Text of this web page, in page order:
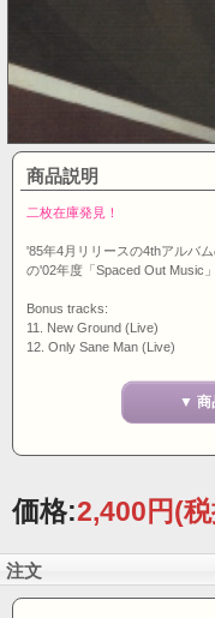
商品説明
二枚在庫発見！
'85年4月リリースの4thアルバ
の'02年度「Spaced Out Music
Bonus tracks:
11. New Ground (Live)
12. Only Sane Man (Live)
※コレクターズCDという特性
ください。もちろん音飛びは
▼ 商
価格:2,400円(
注文